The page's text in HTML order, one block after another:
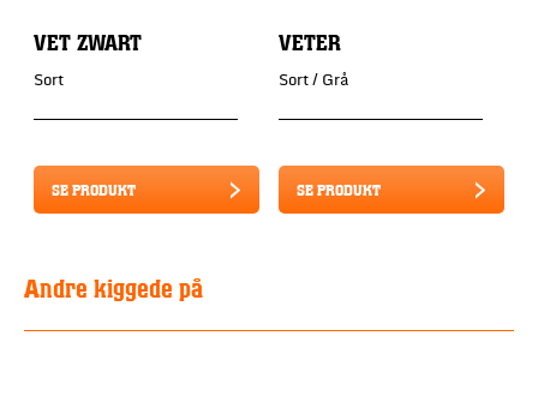
VET ZWART
Sort
SE PRODUKT
VETER
Sort / Grå
SE PRODUKT
Andre kiggede på